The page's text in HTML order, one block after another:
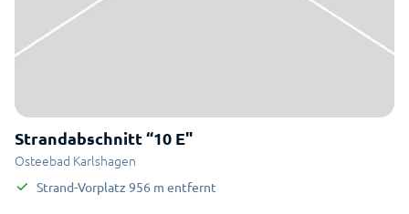
Strandabschnitt “10 E"
Osteebad Karlshagen
Strand-Vorplatz 956 m entfernt